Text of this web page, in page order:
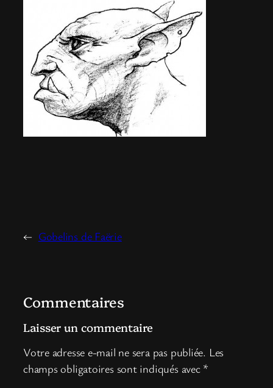
← Gobelins de Faërie
Commentaires
Laisser un commentaire
Votre adresse e-mail ne sera pas publiée. Les
champs obligatoires sont indiqués avec *